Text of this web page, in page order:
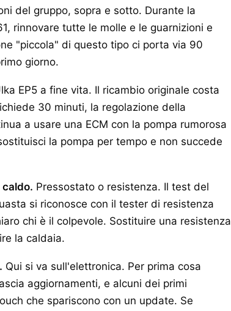
del gruppo, sopra e sotto. Durante la
rinnovare tutte le molle e le guarnizioni e
"piccola" di questo tipo ci porta via 90
giorno.
EP5 a fine vita. Il ricambio originale costa
30 minuti, la regolazione della
a usare una ECM con la pompa rumorosa
la pompa per tempo e non succede
Pressostato o resistenza. Il test del
si riconosce con il tester di resistenza
chi è il colpevole. Sostituire una resistenza
la caldaia.
Qui si va sull'elettronica. Per prima cosa
aggiornamenti, e alcuni dei primi
che spariscono con un update. Se